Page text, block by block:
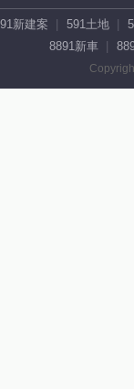
新建案 591土地
8891新車